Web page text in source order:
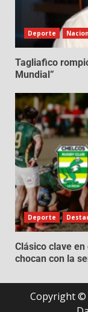
Deporte
Tagliafico
Mundial”
Deporte
Clásico clave
chocan con la
Copyright ©